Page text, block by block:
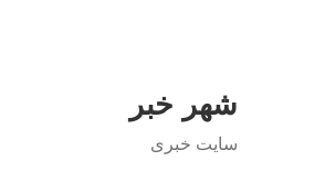
شهر خبر
سایت خبری